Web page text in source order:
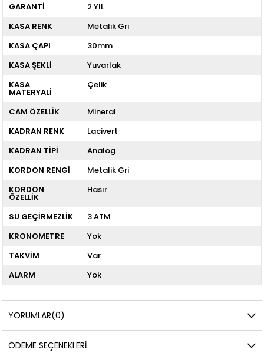
GARANTİ
2 YIL
KASA RENK
Metalik Gri
KASA ÇAPI
30mm
KASA ŞEKLİ
Yuvarlak
KASA
MATERYALİ
Çelik
CAM ÖZELLİK
Mineral
KADRAN RENK
Lacivert
KADRAN TİPİ
Analog
KORDON RENGİ
Metalik Gri
KORDON
ÖZELLİK
Hasır
SU GEÇİRMEZLİK
3 ATM
KRONOMETRE
Yok
TAKVİM
Var
ALARM
Yok
YORUMLAR(0)
ÖDEME SEÇENEKLERI